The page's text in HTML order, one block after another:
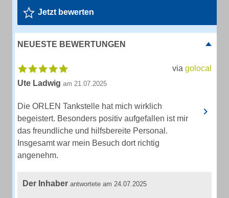
Jetzt bewerten
NEUESTE BEWERTUNGEN
via golocal
Ute Ladwig am 21.07.2025
Die ORLEN Tankstelle hat mich wirklich
begeistert. Besonders positiv aufgefallen ist mir
das freundliche und hilfsbereite Personal.
Insgesamt war mein Besuch dort richtig
angenehm.
Der Inhaber antwortete am 24.07.2025